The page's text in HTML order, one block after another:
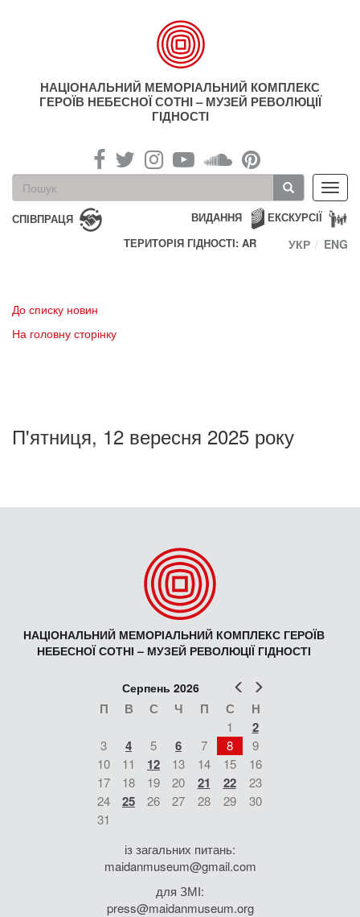
НАЦІОНАЛЬНИЙ МЕМОРІАЛЬНИЙ КОМПЛЕКС
ГЕРОЇВ НЕБЕСНОЇ СОТНІ – МУЗЕЙ РЕВОЛЮЦІЇ
ГІДНОСТІ
Пошукова
форма
Пошук
СПІВПРАЦЯ ЕКСКУРСІЇ
ВИДАННЯ
ТЕРИТОРІЯ ГІДНОСТІ: AR
УКР ENG
До списку новин
На головну сторінку
П'ятниця, 12 вересня 2025 року
НАЦІОНАЛЬНИЙ МЕМОРІАЛЬНИЙ КОМПЛЕКС ГЕРОЇВ
НЕБЕСНОЇ СОТНІ – МУЗЕЙ РЕВОЛЮЦІЇ ГІДНОСТІ
Попер
Серпень 2026
П В С Ч П С Н
1 2
3 4 5 6 7 8
9
10
11 12 13 14 15
16
17
18 19 20 21 22
23
24
25 26 27 28 29
30
31
із загальних питань:
maidanmuseum@gmail.com
для ЗМІ:
press@maidanmuseum.org